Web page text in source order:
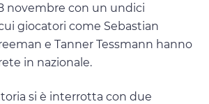
novembre con un undici
giocatori come Sebastian
e Tanner Tessmann hanno
in nazionale.
si è interrotta con due